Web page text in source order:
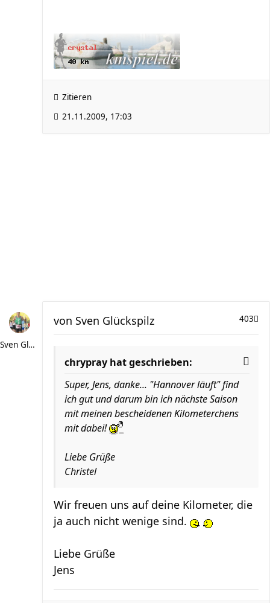
Zitieren
21.11.2009, 17:03
Sven Glückspilz
403
von Sven Glückspilz
chrypray hat geschrieben:
Super, Jens, danke... "Hannover läuft" find
ich gut und darum bin ich nächste Saison
mit meinen bescheidenen Kilometerchens
mit dabei!
Liebe Grüße
Christel
Wir freuen uns auf deine Kilometer, die
ja auch nicht wenige sind.
Liebe Grüße
Jens